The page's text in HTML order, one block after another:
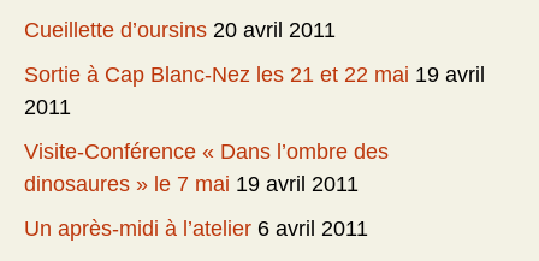
Cueillette d’oursins 20 avril 2011
Sortie à Cap Blanc-Nez les 21 et 22 mai 19 avril
2011
Visite-Conférence « Dans l’ombre des
dinosaures » le 7 mai 19 avril 2011
Un après-midi à l’atelier 6 avril 2011